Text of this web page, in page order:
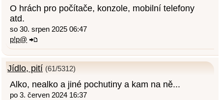
O hrách pro počítače, konzole, mobilní telefony
atd.
so 30. srpen 2025 06:47
p!p@
Jídlo, pití (61/5312)
Alko, nealko a jiné pochutiny a kam na ně...
po 3. červen 2024 16:37